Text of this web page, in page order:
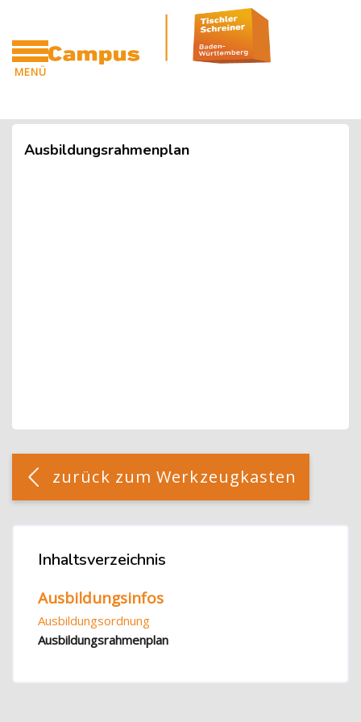
MENÜ
Zum Hauptinhalt
Blöcke
Blöcke
Ausbildungsrahmenplan
Blöcke
[Cocoon] Custom HTML überspringen
zurück zum Werkzeugkasten
Inhaltsverzeichnis überspringen
Inhaltsverzeichnis
Ausbildungsinfos
Ausbildungsordnung
Ausbildungsrahmenplan